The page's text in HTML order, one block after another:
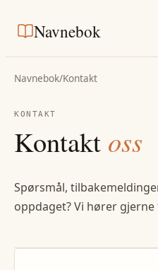
Navnebok
Navnebok/Kontakt
KONTAKT
Kontakt oss
Spørsmål,
oppdaget? Vi hører gjerne